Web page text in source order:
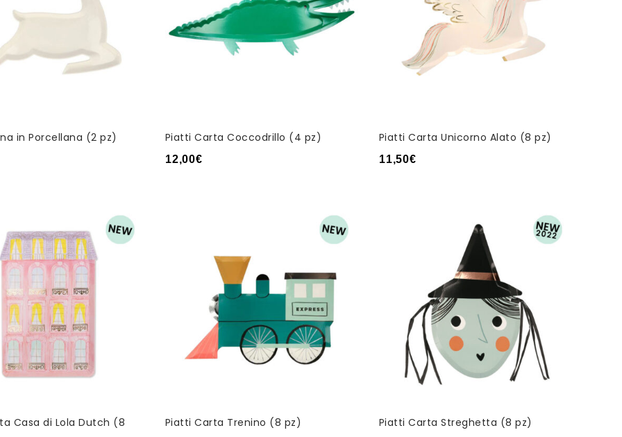
in Porcellana (2 pz) Piatti Carta Coccodrillo (4 pz)
12,00€
Piatti Carta Unicorno Alato (8 pz)
11,50€
Casa di Lola Dutch (8
Piatti Carta Trenino (8 pz) Piatti Carta Streghetta (8 pz)